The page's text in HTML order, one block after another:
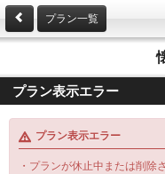
プラン一覧
プラン表示エラー
プラン表示エラー
・プランが休止中または削除